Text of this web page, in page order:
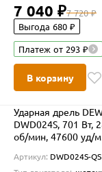
7 040 ₽7 720 ₽
Выгода 680 ₽
Платеж от 293 ₽
В корзину
Ударная дрель
DWD024S, 701 Вт,
об/мин, 47600 уд/
Артикул: DWD024S-QS